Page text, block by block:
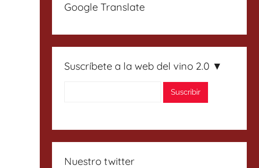
Google Translate
Suscríbete a la web del vino 2.0 ▼
Nuestro twitter